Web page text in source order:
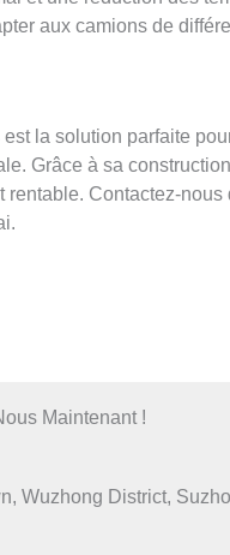
aux camions de
est la solution parfaite
Grâce à sa
Contactez-
Maintenant !
Wuzhong District,